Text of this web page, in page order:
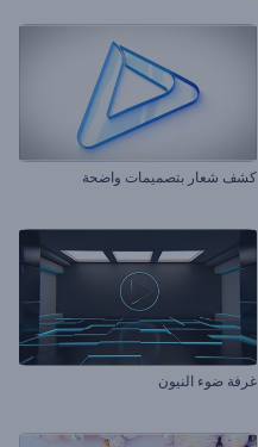
كشف شعار بتصميمات واضحة
غرفة ضوء النيون